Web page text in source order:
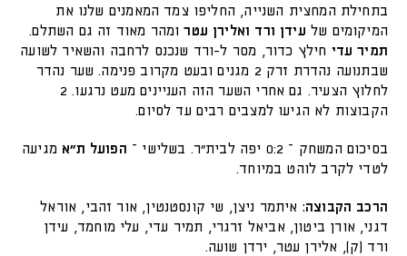
בתחילת המחצית השנייה, החליפו צמד המאמנים שלנו את
המיקומים של עידן ורד ואלירן עטרומהר מאוד זה גם השתלם.
תמיר עדי חילץ כדור, מסר ל-ורד שנכנס לרחבה והשאיר לשועה
שבתנועה נהדרת זרק 2 מגנים ובעט מקרוב פנימה. שער נהדר
לחלוץ הצעיר. גם אחרי השער הזה העניינים מעט נרגעו. 2
הקבוצות לא הגיעו למצבים רבים עד לסיום.
בסיכום המשחק – 0:2 יפה לבית״ר. בשלישי – הפועל ת״א מגיעה
לטדי לקרב לוהט במיוחד.
הרכב הקבוצה: איתמר ניצן, שי קונסטנטין, אור זהבי, אוראל
דגני, אורן ביטון, אביאל זרגרי, תמיר עדי, עלי מוחמד, עידן
ורד (ק), אלירן עטר, ירדן שועה.